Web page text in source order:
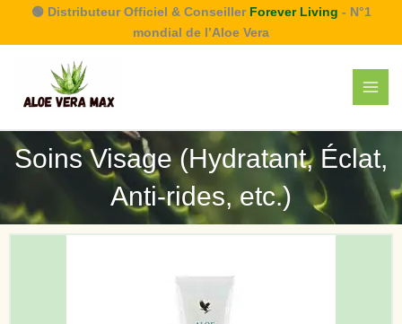
🟢 Distributeur Officiel & Conseiller Forever Living - N°1
mondial de l’Aloe Vera
Soins Visage (Hydratant, Éclat,
Anti-rides, etc.)